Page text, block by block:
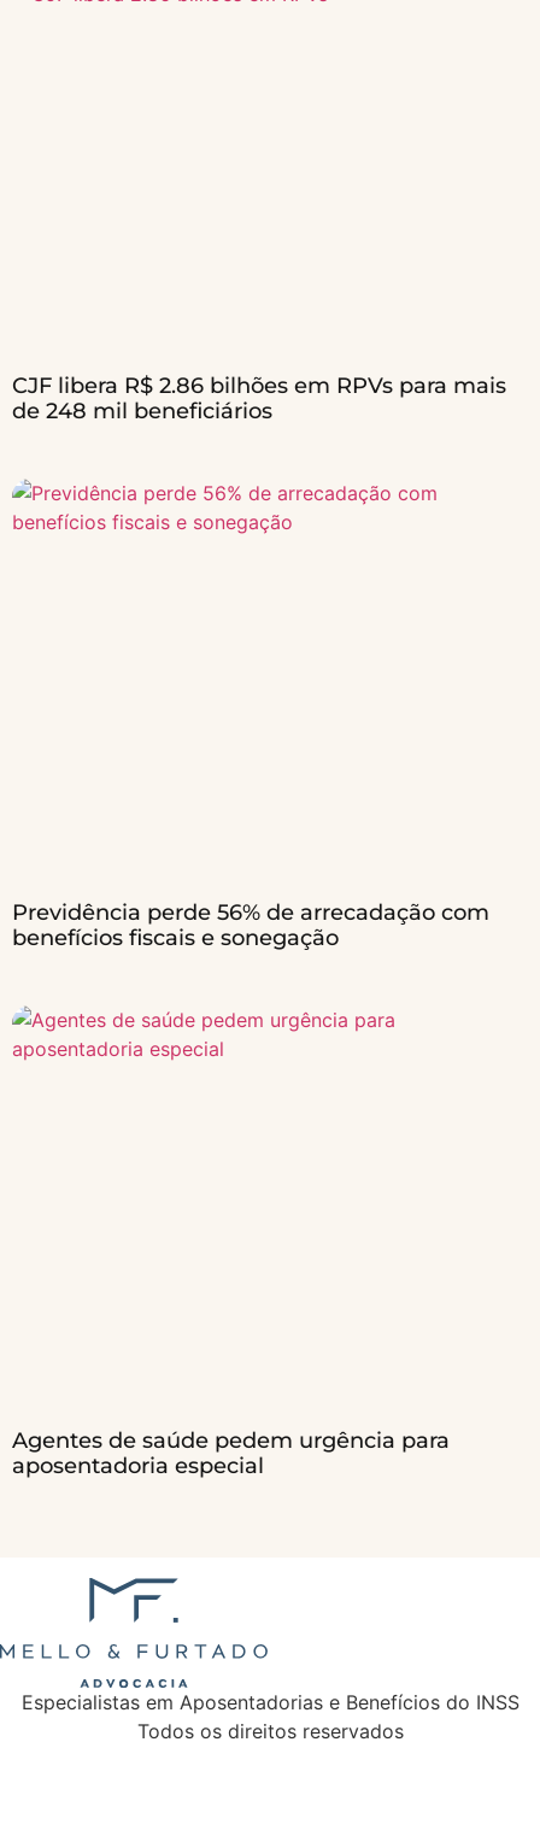
CJF libera R$ 2.86 bilhões em RPVs para mais
de 248 mil beneficiários
Previdência perde 56% de arrecadação com
benefícios fiscais e sonegação
Agentes de saúde pedem urgência para
aposentadoria especial
Especialistas em Aposentadorias e Benefícios do INSS
Todos os direitos reservados